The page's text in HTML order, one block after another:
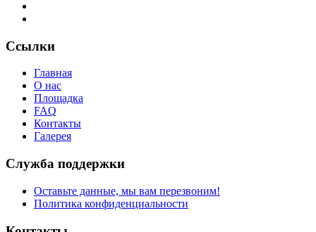
Ссылки
Главная
О нас
Площадка
FAQ
Контакты
Галерея
Служба поддержки
Оставьте данные, мы вам перезвоним!
Политика конфиденциальности